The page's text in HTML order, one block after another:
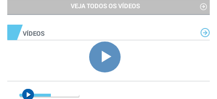
VEJA TODOS OS VÍDEOS
VÍDEOS